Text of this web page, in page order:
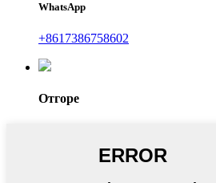
WhatsApp
+8617386758602
Отгоре